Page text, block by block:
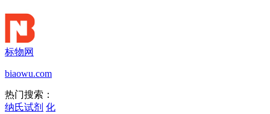
标物网
biaowu.com
热门搜索：
纳氏试剂 化